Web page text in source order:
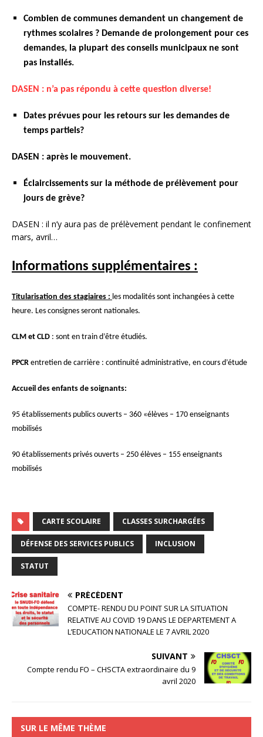
Combien de communes demandent un changement de
rythmes scolaires ? Demande de prolongement pour ces
demandes, la plupart des conseils municipaux ne sont
pas installés.
DASEN : n’a pas répondu à cette question diverse!
Dates prévues pour les retours sur les demandes de
temps partiels?
DASEN : après le mouvement.
Éclaircissements sur la méthode de prélèvement pour
jours de grève?
DASEN : il n’y aura pas de prélèvement pendant le confinement
mars, avril…
Informations supplémentaires :
Titularisation des stagiaires : les modalités sont inchangées à cette
heure. Les consignes seront nationales.
CLM et CLD : sont en train d’être étudiés.
PPCR entretien de carrière : continuité administrative, en cours d’étude
Accueil des enfants de soignants:
95 établissements publics ouverts – 360 «élèves – 170 enseignants
mobilisés
90 établissements privés ouverts – 250 élèves – 155 enseignants
mobilisés
CARTE SCOLAIRE CLASSES SURCHARGÉES
DÉFENSE DES SERVICES PUBLICS INCLUSION
STATUT
PRÉCÉDENT
COMPTE- RENDU DU POINT SUR LA SITUATION
RELATIVE AU COVID 19 DANS LE DEPARTEMENT A
L’EDUCATION NATIONALE LE 7 AVRIL 2020
SUIVANT
Compte rendu FO – CHSCTA extraordinaire du 9
avril 2020
SUR LE MÊME THÈME